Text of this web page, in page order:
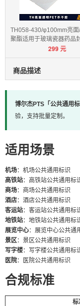
TH058-430/φ100mm亮面
聚酯适用于玻璃瓷器药品
299元
商品描述
博尔杰PTS「公共通用标
验，支持批量定制。
适用场景
机场：机场公共通用标识
高铁站：高铁站公共通用标
商场：商场公共通用标识
酒店：酒店公共通用标识
客运站：客运站公共通用标
地铁站：地铁站公共通用标
展览中心：展览中心公共通
景区：景区公共通用标识
写字楼：写字楼公共通用标
医院：医院公共通用标识
合规标准
标